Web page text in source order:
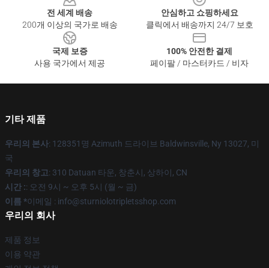
전 세계 배송
200개 이상의 국가로 배송
안심하고 쇼핑하세요
클릭에서 배송까지 24/7 보호
국제 보증
사용 국가에서 제공
100% 안전한 결제
페이팔 / 마스터카드 / 비자
기타 제품
우리의 본사: 128351명 Azimuth 드라이브 Baldwinsville, Ny 13027, 미
국
우리의 창고: 310 Datuan 타운, 창춘시, 상하이, CN
시간 :: 오전 9시 ~ 오후 5시 (월 ~ 금)
이름 *이메일 : info@sturniolotripletsshop.com
우리의 회사
제품 정보
이용 약관